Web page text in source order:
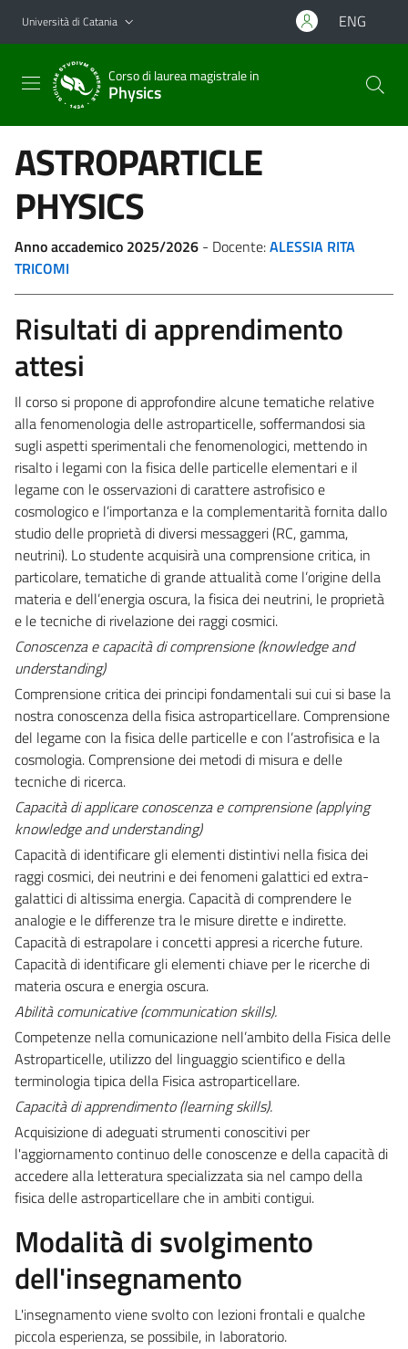
Vai al contenuto principale
Vai al menu di navigazione
Università di Catania ENG
Corso di laurea magistrale in
Physics
ASTROPARTICLE
PHYSICS
Anno accademico 2025/2026 - Docente:ALESSIA RITA
TRICOMI
Risultati di apprendimento
attesi
Il corso si propone di approfondire alcune tematiche relative
alla fenomenologia delle astroparticelle, soffermandosi sia
sugli aspetti sperimentali che fenomenologici, mettendo in
risalto i legami con la fisica delle particelle elementari e il
legame con le osservazioni di carattere astrofisico e
cosmologico e l’importanza e la complementarità fornita dallo
studio delle proprietà di diversi messaggeri (RC, gamma,
neutrini). Lo studente acquisirà una comprensione critica, in
particolare, tematiche di grande attualità come l’origine della
materia e dell’energia oscura, la fisica dei neutrini, le proprietà
e le tecniche di rivelazione dei raggi cosmici.
Conoscenza e capacità di comprensione (knowledge and
understanding)
Comprensione critica dei principi fondamentali sui cui si base la
nostra conoscenza della fisica astroparticellare. Comprensione
del legame con la fisica delle particelle e con l’astrofisica e la
cosmologia. Comprensione dei metodi di misura e delle
tecniche di ricerca.
Capacità di applicare conoscenza e comprensione (applying
knowledge and understanding)
Capacità di identificare gli elementi distintivi nella fisica dei
raggi cosmici, dei neutrini e dei fenomeni galattici ed extra-
galattici di altissima energia. Capacità di comprendere le
analogie e le differenze tra le misure dirette e indirette.
Capacità di estrapolare i concetti appresi a ricerche future.
Capacità di identificare gli elementi chiave per le ricerche di
materia oscura e energia oscura.
Abilità comunicative (communication skills).
Competenze nella comunicazione nell’ambito della Fisica delle
Astroparticelle, utilizzo del linguaggio scientifico e della
terminologia tipica della Fisica astroparticellare.
Capacità di apprendimento (learning skills).
Acquisizione di adeguati strumenti conoscitivi per
l'aggiornamento continuo delle conoscenze e della capacità di
accedere alla letteratura specializzata sia nel campo della
fisica delle astroparticellare che in ambiti contigui.
Modalità di svolgimento
dell'insegnamento
L'insegnamento viene svolto con lezioni frontali e qualche
piccola esperienza, se possibile, in laboratorio.